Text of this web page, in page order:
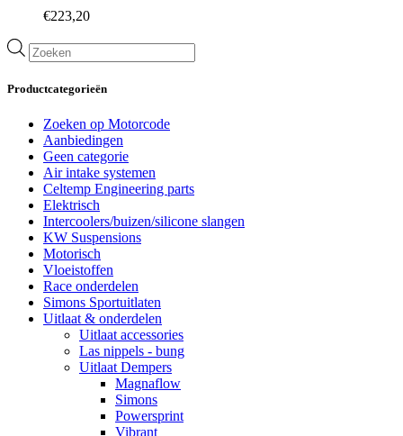
€223,20
Producten
zoeken
Productcategorieën
Zoeken op Motorcode
Aanbiedingen
Geen categorie
Air intake systemen
Celtemp Engineering parts
Elektrisch
Intercoolers/buizen/silicone slangen
KW Suspensions
Motorisch
Vloeistoffen
Race onderdelen
Simons Sportuitlaten
Uitlaat & onderdelen
Uitlaat accessories
Las nippels - bung
Uitlaat Dempers
Magnaflow
Simons
Powersprint
Vibrant